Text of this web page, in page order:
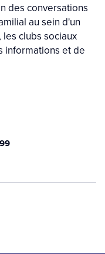
des conversations
au sein d'un
clubs sociaux
informations et de